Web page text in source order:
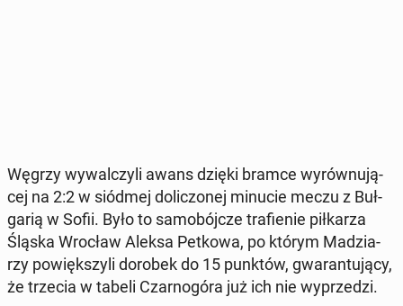
Węgrzy wy­wal­czy­li awans dzięki bramce wy­rów­nu­ją­
cej na 2:2 w siódmej do­li­czo­nej minucie meczu z Buł­
ga­rią w Sofii. Było to sa­mo­bój­cze tra­fie­nie pił­ka­rza
Śląska Wrocław Aleksa Petkowa, po którym Ma­dzia­
rzy po­więk­szy­li dorobek do 15 punktów, gwa­ran­tu­ją­cy,
że trzecia w tabeli Czar­no­gó­ra już ich nie wy­prze­dzi.